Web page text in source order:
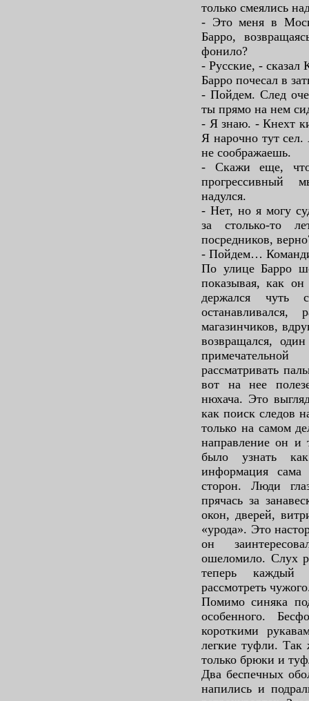
только смеялись
- Это меня в
Барро,
фонило?
- Русские, -
Барро почесал в
- Пойдем. След
ты прямо на нем
- Я знаю. - Кнехт
Я нарочно тут
не соображаешь.
- Скажи еще, что
прогрессивный
надулся.
- Нет, но я могу
за столько-то
посредников,
- Пойдем…
По улице Барро
показывая, как
держался чуть
магазинчиков,
возвращался,
рассматривать
вот на нее
нюхача. Это
как поиск следов
только на самом
направление он и
было узнать
информация
сторон. Люди
прячась за
окон, дверей,
«урода». Это
он
ошеломило. Слух
теперь каждый
рассмотреть
Помимо синяка
особенного.
короткими
легкие туфли. Так
только брюки и
Два беспечных
напились и